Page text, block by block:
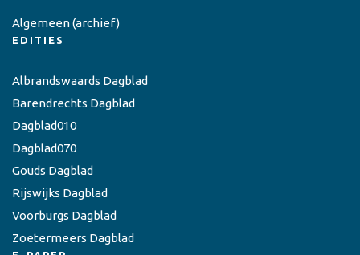
Algemeen(archief)
EDITIES
Albrandswaards Dagblad
Barendrechts Dagblad
Dagblad010
Dagblad070
Gouds Dagblad
Rijswijks Dagblad
Voorburgs Dagblad
Zoetermeers Dagblad